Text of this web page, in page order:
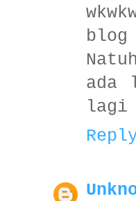
blog
ada
lagi